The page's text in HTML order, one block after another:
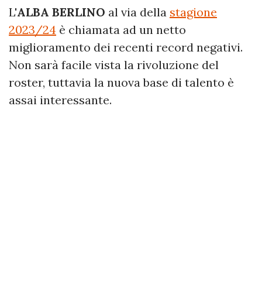
L'ALBA BERLINO al via della stagione
2023/24 è chiamata ad un netto
miglioramento dei recenti record negativi.
Non sarà facile vista la rivoluzione del
roster, tuttavia la nuova base di talento è
assai interessante.